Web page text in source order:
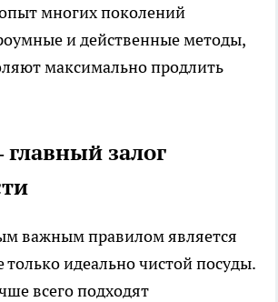
многих поколений
и действенные методы,
максимально продлить
залог
важным правилом является
только идеально чистой посуды.
всего подходят